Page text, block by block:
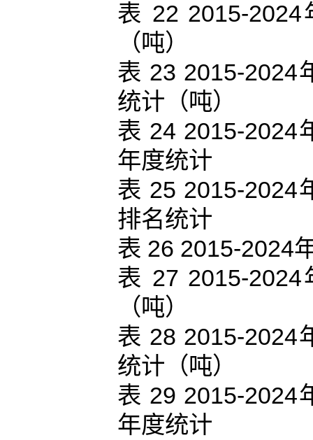
表 22 2015-
（吨）
表 23 2015-2024
统计（吨）
表 24 2015-2024
年度统计
表 25 2015-2024
排名统计
表 26 2015-2024
表 27 2015-
（吨）
表 28 2015-2024
统计（吨）
表 29 2015-2024
年度统计